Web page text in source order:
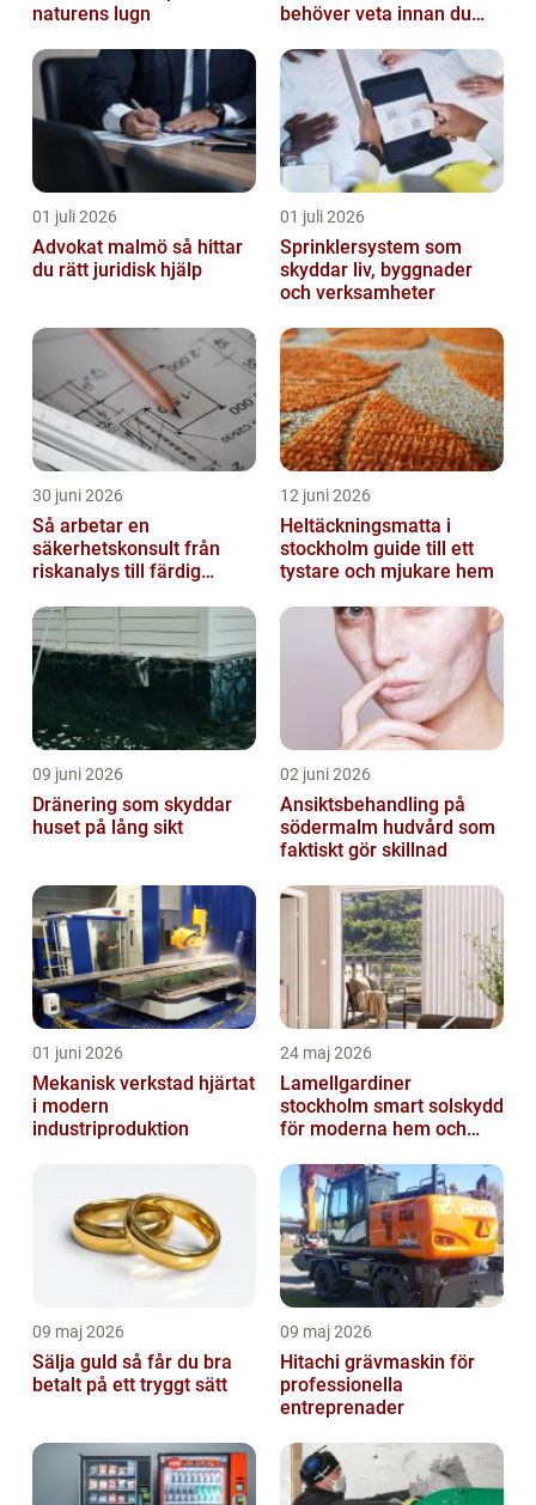
naturens lugn
behöver veta innan du
01 juli 2026
Advokat malmö så hittar
du rätt juridisk hjälp
01 juli 2026
Sprinklersystem som
skyddar liv, byggnader
och verksamheter
30 juni 2026
Så arbetar en
säkerhetskonsult från
riskanalys till färdig
12 juni 2026
Heltäckningsmatta i
stockholm guide till ett
tystare och mjukare hem
09 juni 2026
Dränering som skyddar
huset på lång sikt
02 juni 2026
Ansiktsbehandling på
södermalm hudvård som
faktiskt gör skillnad
01 juni 2026
Mekanisk verkstad hjärtat
i modern
industriproduktion
24 maj 2026
Lamellgardiner
stockholm smart solskydd
för moderna hem och
09 maj 2026
Sälja guld så får du bra
betalt på ett tryggt sätt
09 maj 2026
Hitachi grävmaskin för
professionella
entreprenader